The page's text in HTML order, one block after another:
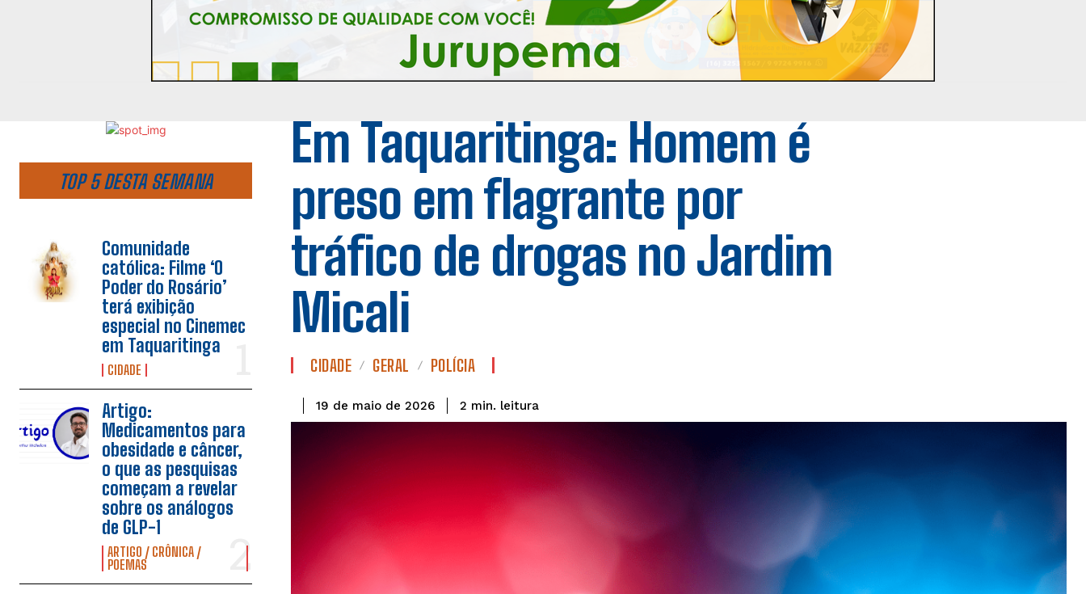
TOP 5 DESTA SEMANA
Comunidade
católica: Filme ‘O
Poder do Rosário’
terá exibição
especial no Cinemec
em Taquaritinga
CIDADE
Artigo:
Medicamentos para
obesidade e câncer,
o que as pesquisas
começam a revelar
sobre os análogos
de GLP-1
ARTIGO / CRÔNICA /
POEMAS
Em Taquaritinga: Homem é
preso em flagrante por
tráfico de drogas no Jardim
Micali
CIDADE GERAL POLÍCIA
19 de maio de 2026 2 min. leitura